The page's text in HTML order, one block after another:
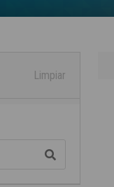
Limpiar